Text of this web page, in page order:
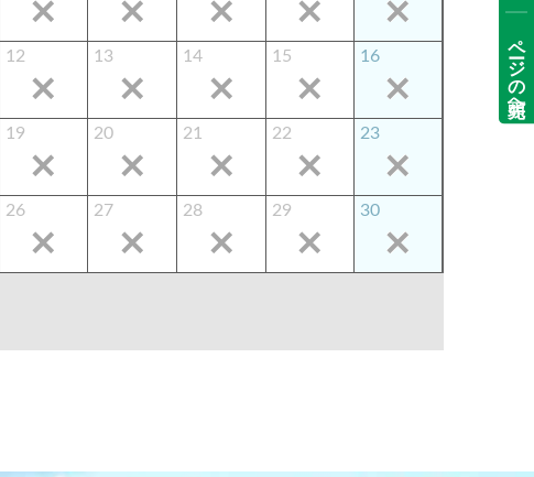
12 13 14 15 16
19 20 21 22 23
26 27 28 29 30
ページの先頭へ